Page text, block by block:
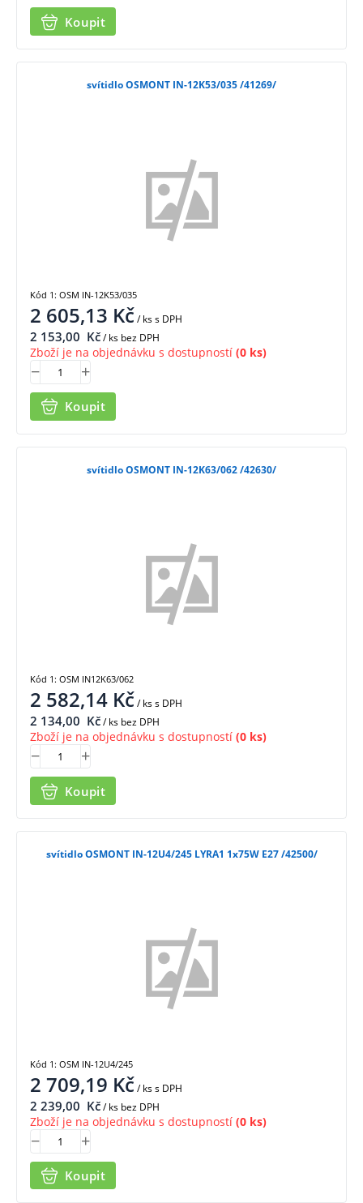
Koupit
svítidlo OSMONT IN-12K53/035 /41269/
2 605,13 Kč/ kss DPH
2 153,00 Kč/ ks bez DPH
Zboží je na objednávku s dostupností (0 ks)
Koupit
Kód 1: OSM IN-12K53/035
svítidlo OSMONT IN-12K63/062 /42630/
2 582,14 Kč/ kss DPH
2 134,00 Kč/ ks bez DPH
Zboží je na objednávku s dostupností (0 ks)
Koupit
Kód 1: OSM IN12K63/062
svítidlo OSMONT IN-12U4/245 LYRA1 1x75W E27 /42500/
2 709,19 Kč/ kss DPH
2 239,00 Kč/ ks bez DPH
Zboží je na objednávku s dostupností (0 ks)
Koupit
Kód 1: OSM IN-12U4/245